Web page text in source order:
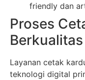
friendly dan
Proses
Layanan cetak
teknologi digital